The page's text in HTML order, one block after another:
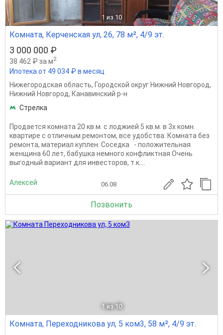
1 из 10
Комната, Керченская ул, 26, 78 м², 4/9 эт.
3 000 000 ₽
38 462 ₽ за м2
Ипотека от 49 034 ₽ в месяц
Нижегородская область, Городской округ Нижний Новгород,
Нижний Новгород, Канавинский р-н
Стрелка
Продается комната 20 кв.м. с лоджией 5 кв.м. в 3х комн.
квартире с отличным ремонтом, все удобства. Комната без
ремонта, материал куплен. Соседка - положительная
женщина 60 лет, бабушка немного конфликтная Очень
выгодный вариант для инвесторов, т.к....
Алексей 06.08
Позвонить
1 из 10
Комната, Переходникова ул, 5 ком3, 58 м², 4/9 эт.